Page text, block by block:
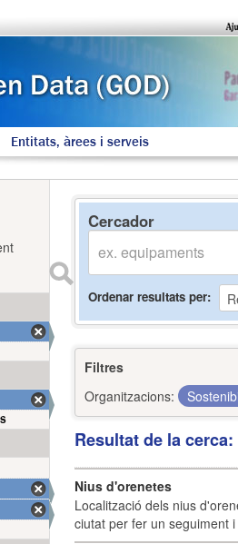
Entitats, àrees i serveis
Cercador
Ordenar resultats per
Filtres
Organitzacions:
Resultat de la
Nius d'orenetes
Localització dels nius
ciutat per fer un seguiment